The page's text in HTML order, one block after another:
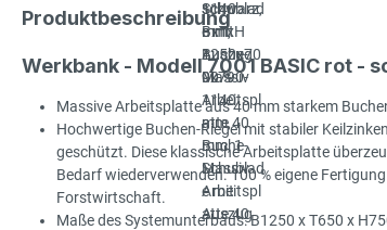
Produktbeschreibung
Werkbank - Modell 7001 BASIC rot -
Massive Arbeitsplatte aus 40 mm starkem
Hochwertige Buchen-Riegel mit stabiler
geschützt. Diese klassische Arbeitsplatte
Bedarf wiederverwenden. 100 % eigene
Forstwirtschaft.
Maße des Systemunterbaus: B1250 x T650 x